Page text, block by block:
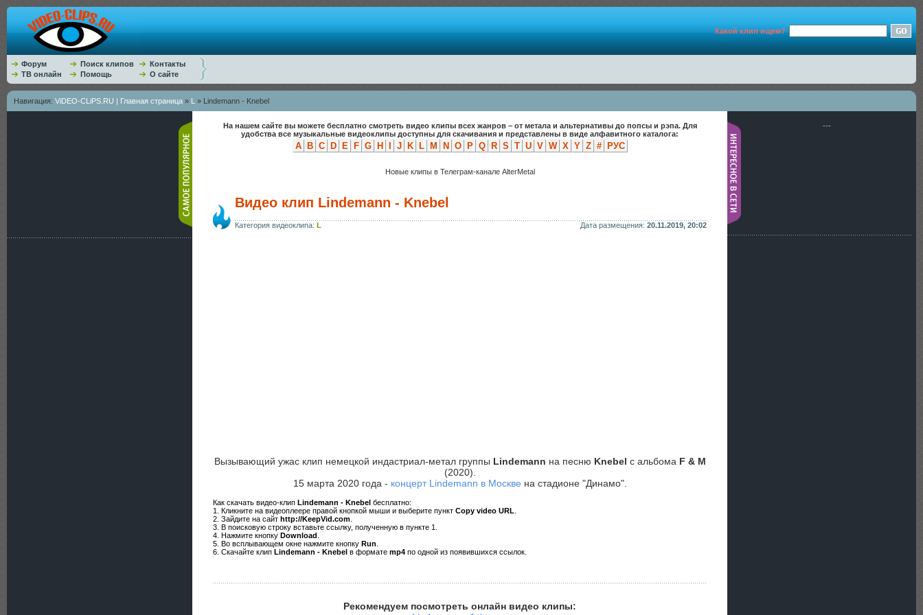
Какой клип ищем?
Форум Поиск клипов
Контакты
ТВ онлайн
Помощь О сайте
Навигация: ViDEO-CLiPS.RU | Главная страница » L » Lindemann - Knebel
На нашем сайте вы можете бесплатно смотреть видео клипы всех жанров – от метала и альтернативы до попсы и рэпа. Для
удобства все музыкальные видеоклипы доступны для скачивания и представлены в виде алфавитного каталога:
A B C D E F G H J K L M N O P Q R S T U V W X Y Z # РУС
Новые клипы в Телеграм-канале AlterMetal
Видео клип Lindemann - Knebel
Категория видеоклипа: L Дата размещения: 20.11.2019, 20:02
Вызывающий ужас клип немецкой индастриал-метал группы Lindemann на песню Knebel с альбома F & M
(2020).
15 марта 2020 года - концерт Lindemann в Москве на стадионе "Динамо".
Как скачать видео-клип Lindemann - Knebel бесплатно:
1. Кликните на видеоплеере правой кнопкой мыши и выберите пункт Copy video URL
2. Зайдите на сайт http://KeepVid.com
3. В поисковую строку вставьте ссылку, полученную в пункте 1.
4. Нажмите кнопку Download
5. Во всплывающем окне нажмите кнопку Run
6. Скачайте клип Lindemann - Knebel в формате mp4 по одной из появившихся ссылок.
Рекомендуем посмотреть онлайн видео клипы:
---